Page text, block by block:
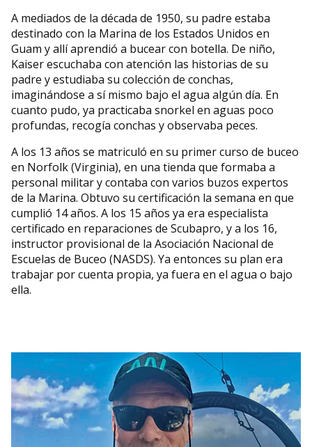
A mediados de la década de 1950, su padre estaba
destinado con la Marina de los Estados Unidos en
Guam y allí aprendió a bucear con botella. De niño,
Kaiser escuchaba con atención las historias de su
padre y estudiaba su colección de conchas,
imaginándose a sí mismo bajo el agua algún día. En
cuanto pudo, ya practicaba snorkel en aguas poco
profundas, recogía conchas y observaba peces.
A los 13 años se matriculó en su primer curso de buceo
en Norfolk (Virginia), en una tienda que formaba a
personal militar y contaba con varios buzos expertos
de la Marina. Obtuvo su certificación la semana en que
cumplió 14 años. A los 15 años ya era especialista
certificado en reparaciones de Scubapro, y a los 16,
instructor provisional de la Asociación Nacional de
Escuelas de Buceo (NASDS). Ya entonces su plan era
trabajar por cuenta propia, ya fuera en el agua o bajo
ella.